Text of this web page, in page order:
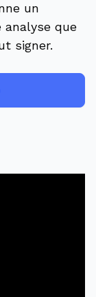
un
analyse que
signer.